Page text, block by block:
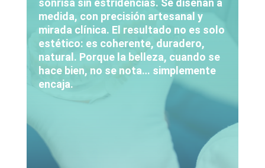
sonrisa sin estridencias. Se diseñan a
medida, con precisión artesanal y
mirada clínica. El resultado no es solo
estético: es coherente, duradero,
natural. Porque la belleza, cuando se
hace bien, no se nota… simplemente
encaja.